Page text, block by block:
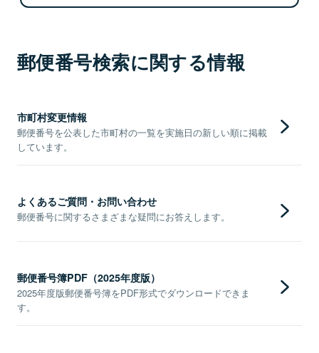
郵便番号検索に関する情報
市町村変更情報
郵便番号を公表した市町村の一覧を実施日の新しい順に掲載
しています。
よくあるご質問・お問い合わせ
郵便番号に関するさまざまな疑問にお答えします。
郵便番号簿PDF（2025年度版）
2025年度版郵便番号簿をPDF形式でダウンロードできま
す。